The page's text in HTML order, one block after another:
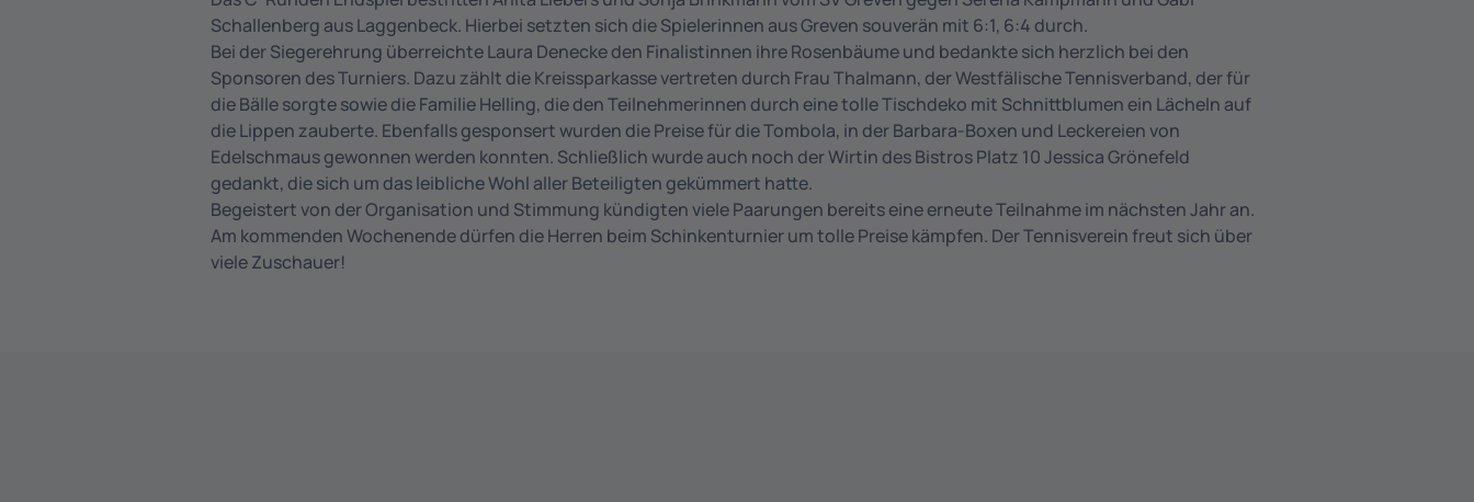
Schallenberg aus Laggenbeck. Hierbei setzten sich die Spielerinnen aus Greven souverän mit 6:1, 6:4 durch.
Bei der Siegerehrung überreichte Laura Denecke den Finalistinnen ihre Rosenbäume und bedankte sich herzlich bei den
Sponsoren des Turniers. Dazu zählt die Kreissparkasse vertreten durch Frau Thalmann, der Westfälische Tennisverband, der für
die Bälle sorgte sowie die Familie Helling, die den Teilnehmerinnen durch eine tolle Tischdeko mit Schnittblumen ein Lächeln auf
die Lippen zauberte. Ebenfalls gesponsert wurden die Preise für die Tombola, in der Barbara-Boxen und Leckereien von
Edelschmaus gewonnen werden konnten. Schließlich wurde auch noch der Wirtin des Bistros Platz 10 Jessica Grönefeld
gedankt, die sich um das leibliche Wohl aller Beteiligten gekümmert hatte.
Begeistert von der Organisation und Stimmung kündigten viele Paarungen bereits eine erneute Teilnahme im nächsten Jahr an.
Am kommenden Wochenende dürfen die Herren beim Schinkenturnier um tolle Preise kämpfen. Der Tennisverein freut sich über
viele Zuschauer!